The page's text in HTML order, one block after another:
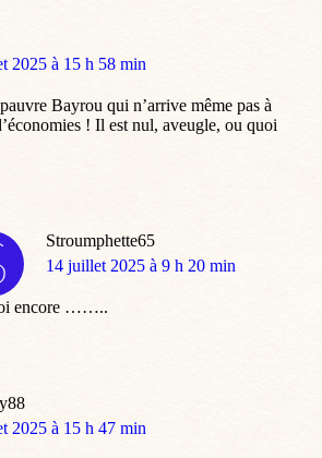
2025 à 15 h 58 min
Bayrou qui n’arrive même pas à
! Il est nul, aveugle, ou quoi
Stroumphette65
dit
14 juillet 2025 à 9 h 20 min
encore ……..
2025 à 15 h 47 min